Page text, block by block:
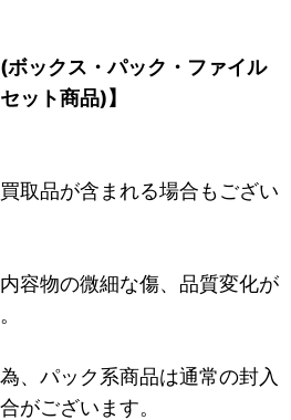
ボックス・パック・ファイル
ット商品)】
取品が含まれる場合もござい
容物の微細な傷、品質変化が
、パック系商品は通常の封入
がございます。